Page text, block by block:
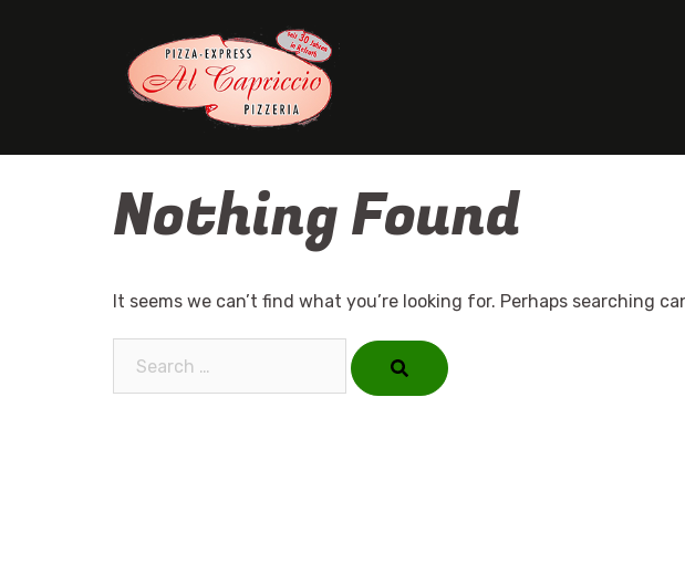
Nothing Found
It seems we can’t find what you’re looking for. Perhaps searching